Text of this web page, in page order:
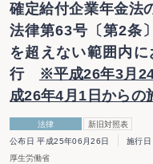
確定給付企業年金法
法律第63号〔第2条
を超えない範囲内
行
※平成26年3月
成26年4月1日からの
法律
新旧対照表
公布日 平成25年06月26日
施行
厚生労働省